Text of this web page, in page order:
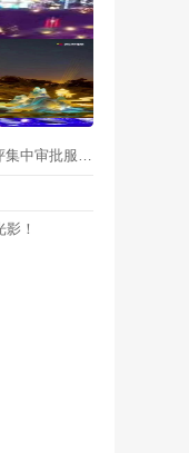
靶向施策破堵点 精准服务解企忧 包头市“环评集中审批服务月”启动
！